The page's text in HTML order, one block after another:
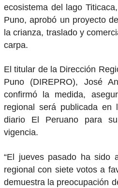
ecosistema del lago
Puno, aprobó un proyecto
la crianza, traslado y
carpa.
El titular de la Dirección
Puno (DIREPRO), José
confirmó la medida,
regional será publicada en
diario El Peruano para
vigencia.
“El jueves pasado ha sido
regional con siete votos a
demuestra la preocupación